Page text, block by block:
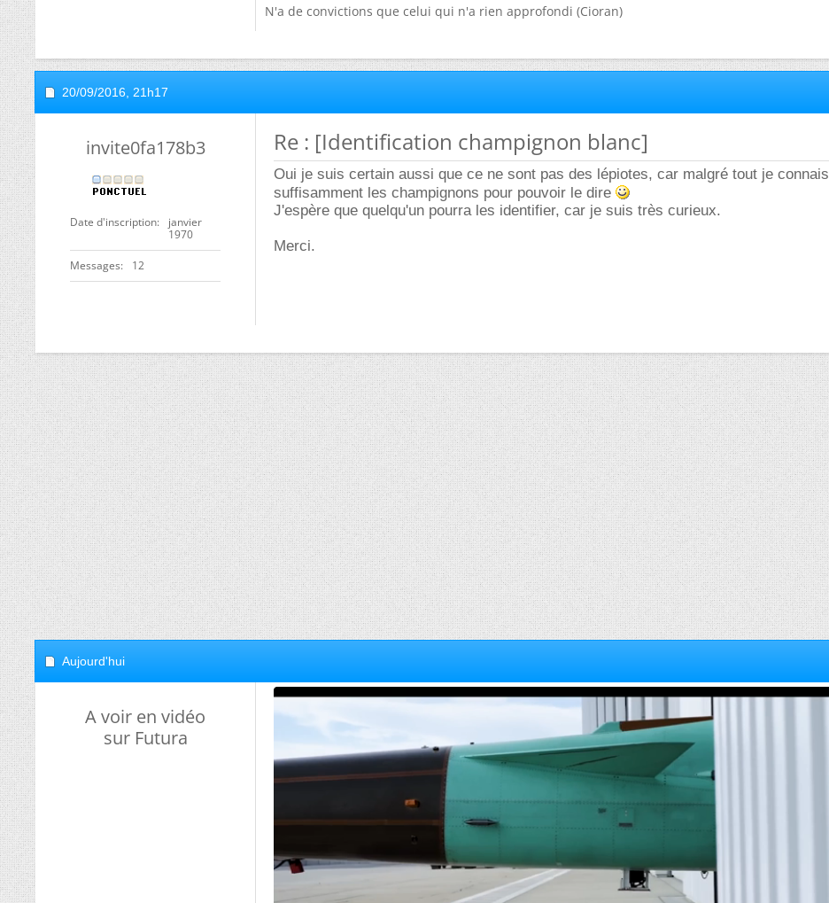
N'a de convictions que celui qui n'a rien approfondi (Cioran)
20/09/2016, 21h17
invite0fa178b3
Date d'inscription
janvier
1970
Messages 12
Re : [Identification champignon blanc]
Oui je suis certain aussi que ce ne sont pas des lépiotes, car malgré tout je connais
suffisamment les champignons pour pouvoir le dire
J'espère que quelqu'un pourra les identifier, car je suis très curieux.
Merci.
Aujourd'hui
A voir en vidéo
sur Futura